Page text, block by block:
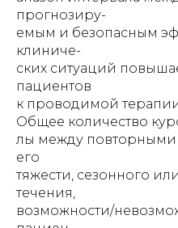
прогнозиру-
емым и безопасным
клиниче-
ских ситуаций
пациентов
к проводимой
Общее количество
лы между повторными
его
тяжести, сезонного
течения,
возможности/